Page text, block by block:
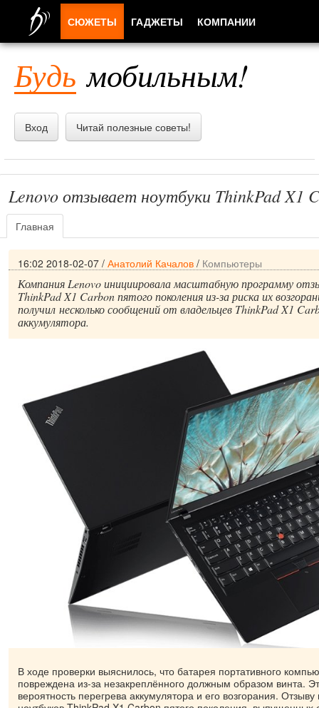
Будь мобильным!
Вход Читай полезные советы!
Lenovo отзывает ноутбуки ThinkPad X1
Главная
16:02 2018-02-07 / Анатолий Качалов / Компьютеры
Компания Lenovo инициировала масштабную программу
ThinkPad X1 Carbon пятого поколения из-за риска их
получил несколько сообщений от владельцев ThinkPad X1
аккумулятора.
В ходе проверки выяснилось, что батарея портативного
повреждена из-за незакреплённого должным образом винта.
вероятность перегрева аккумулятора и его возгорания.
СЮЖЕТЫ ГАДЖЕТЫ КОМПАНИИ
ПРИЛОЖЕНИЯ